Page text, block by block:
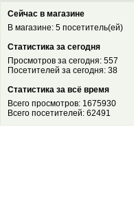
Сейчас в магазине
В магазине: 5 посетитель(ей)
Статистика за сегодня
Просмотров за сегодня: 557
Посетителей за сегодня: 38
Статистика за всё время
Всего просмотров: 1675930
Всего посетителей: 62491